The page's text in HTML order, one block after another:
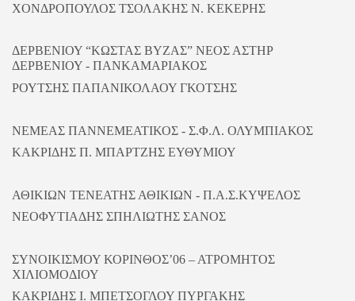
ΧΟΝΔΡΟΠΟΥΛΟΣ ΤΣΟΛΑΚΗΣ Ν. ΚΕΚΕΡΗΣ
ΔΕΡΒΕΝΙΟΥ “ΚΩΣΤΑΣ ΒΥΖΑΣ” ΝΕΟΣ ΑΣΤΗΡ
ΔΕΡΒΕΝΙΟΥ - ΠΑΝΚΑΜΑΡΙΑΚΟΣ
ΡΟΥΤΣΗΣ ΠΑΠΑΝΙΚΟΛΑΟΥ ΓΚΟΤΣΗΣ
ΝΕΜΕΑΣ ΠΑΝΝΕΜΕΑΤΙΚΟΣ - Σ.Φ.Λ. ΟΛΥΜΠΙΑΚΟΣ
ΚΑΚΡΙΔΗΣ Π. ΜΠΑΡΤΖΗΣ ΕΥΘΥΜΙΟΥ
ΑΘΙΚΙΩΝ ΤΕΝΕΑΤΗΣ ΑΘΙΚΙΩΝ - Π.Α.Σ.ΚΥΨΕΛΟΣ
ΝΕΟΦΥΤΙΑΔΗΣ ΣΠΗΛΙΩΤΗΣ ΣΑΝΟΣ
ΣΥΝΟΙΚΙΣΜΟΥ ΚΟΡΙΝΘΟΣ’06 – ΑΤΡΟΜΗΤΟΣ
ΧΙΛΙΟΜΟΔΙΟΥ
ΚΑΚΡΙΔΗΣ Ι. ΜΠΕΤΣΟΓΛΟΥ ΠΥΡΓΑΚΗΣ